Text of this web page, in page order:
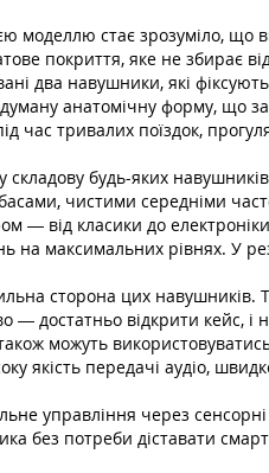
моделлю стає зрозуміло, що
покриття, яке не збирає
два навушники, які
анатомічну форму, що
час тривалих поїздок,
складову будь-яких
басами, чистими середніми
— від класики до
на максимальних рівнях. У
сторона цих навушників.
— достатньо відкрити
можуть
якість передачі аудіо,
управління через
без потреби діставати